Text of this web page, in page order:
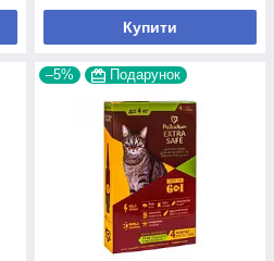
Купити
–5% Подарунок